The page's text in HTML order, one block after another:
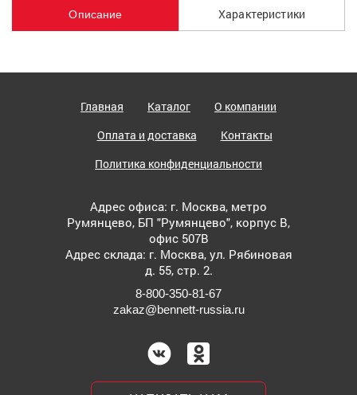
Описание Характеристики
Главная Каталог
О компании
Оплата и доставка
Контакты
Политика конфиденциальности
Адрес офиса: г. Москва, метро
Румянцево, БП "Румянцево", корпус В,
офис 507В
Адрес склада: г. Москва, ул. Рябиновая
д. 55, стр. 2.
8-800-350-81-67
zakaz@bennett-russia.ru